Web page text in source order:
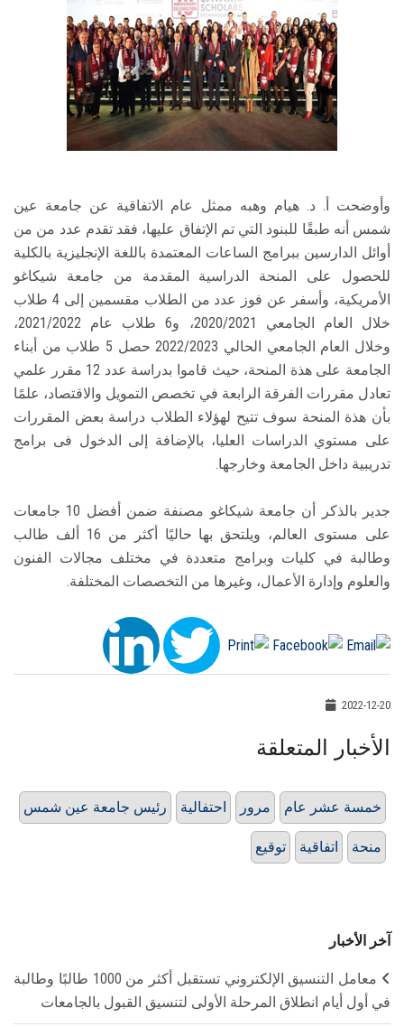
وأوضحت أ. د. هيام وهبه ممثل عام الاتفاقية عن جامعة عين
شمس أنه طبقًا للبنود التي تم الإتفاق عليها، فقد تقدم عدد من من
أوائل الدارسين ببرامج الساعات المعتمدة باللغة الإنجليزية بالكلية
للحصول على المنحة الدراسية المقدمة من جامعة شيكاغو
الأمريكية، وأسفر عن فوز عدد من الطلاب مقسمين إلى 4 طلاب
خلال العام الجامعي 2020/2021، و6 طلاب عام 2021/2022،
وخلال العام الجامعي الحالي 2022/2023 حصل 5 طلاب من أبناء
الجامعة على هذة المنحة، حيث قاموا بدراسة عدد 12 مقرر علمي
تعادل مقررات الفرقة الرابعة في تخصص التمويل والاقتصاد، علمًا
بأن هذة المنحة سوف تتيح لهؤلاء الطلاب دراسة بعض المقررات
على مستوي الدراسات العليا، بالإضافة إلى الدخول فى برامج
تدريبية داخل الجامعة وخارجها.
جدير بالذكر أن جامعة شيكاغو مصنفة ضمن أفضل 10 جامعات
على مستوى العالم، ويلتحق بها حاليًا أكثر من 16 ألف طالب
وطالبة في كليات وبرامج متعددة في مختلف مجالات الفنون
والعلوم وإدارة الأعمال، وغيرها من التخصصات المختلفة.
2022-12-20
الأخبار المتعلقة
رئيس جامعة عين شمس احتفالية مرور خمسة عشر عام
توقيع اتفاقية منحة
آخر الأخبار
معامل التنسيق الإلكتروني تستقبل أكثر من 1000 طالبًا وطالبة
في أول أيام انطلاق المرحلة الأولى لتنسيق القبول بالجامعات